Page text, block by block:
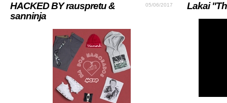
05/06/2017
HACKED BY rauspretu &
sanninja
Lakai